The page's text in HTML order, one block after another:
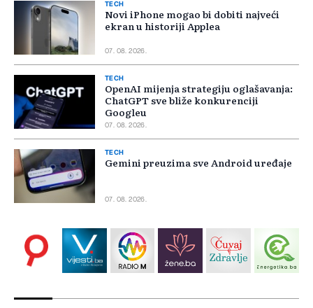
TECH
Novi iPhone mogao bi dobiti najveći
ekran u historiji Applea
07. 08. 2026.
TECH
OpenAI mijenja strategiju oglašavanja:
ChatGPT sve bliže konkurenciji
Googleu
07. 08. 2026.
TECH
Gemini preuzima sve Android uređaje
07. 08. 2026.